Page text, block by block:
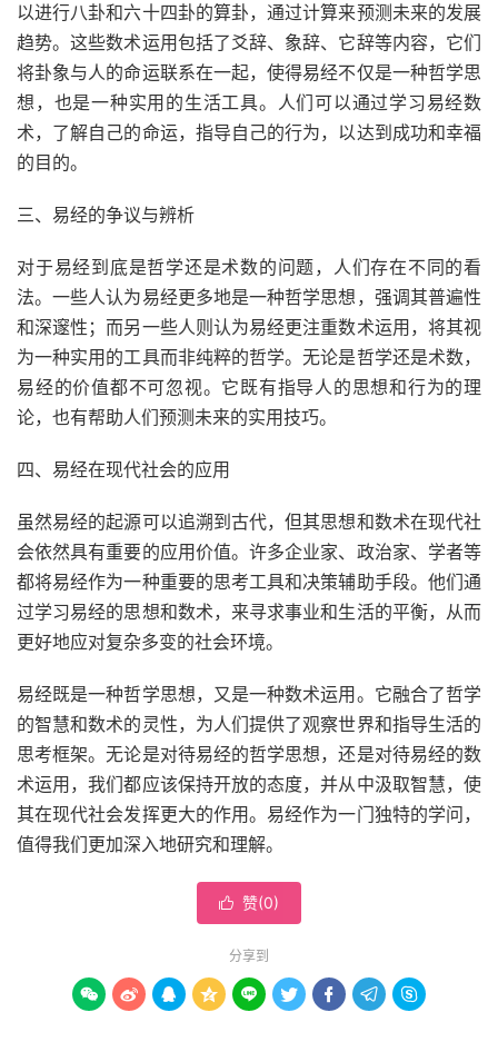
以进行八卦和六十四卦的算卦，通过计算来预测未来的发展
趋势。这些数术运用包括了爻辞、象辞、它辞等内容，它们
将卦象与人的命运联系在一起，使得易经不仅是一种哲学思
想，也是一种实用的生活工具。人们可以通过学习易经数
术，了解自己的命运，指导自己的行为，以达到成功和幸福
的目的。
三、易经的争议与辨析
对于易经到底是哲学还是术数的问题，人们存在不同的看
法。一些人认为易经更多地是一种哲学思想，强调其普遍性
和深邃性；而另一些人则认为易经更注重数术运用，将其视
为一种实用的工具而非纯粹的哲学。无论是哲学还是术数，
易经的价值都不可忽视。它既有指导人的思想和行为的理
论，也有帮助人们预测未来的实用技巧。
四、易经在现代社会的应用
虽然易经的起源可以追溯到古代，但其思想和数术在现代社
会依然具有重要的应用价值。许多企业家、政治家、学者等
都将易经作为一种重要的思考工具和决策辅助手段。他们通
过学习易经的思想和数术，来寻求事业和生活的平衡，从而
更好地应对复杂多变的社会环境。
易经既是一种哲学思想，又是一种数术运用。它融合了哲学
的智慧和数术的灵性，为人们提供了观察世界和指导生活的
思考框架。无论是对待易经的哲学思想，还是对待易经的数
术运用，我们都应该保持开放的态度，并从中汲取智慧，使
其在现代社会发挥更大的作用。易经作为一门独特的学问，
值得我们更加深入地研究和理解。
 赞(0)
分享到
        